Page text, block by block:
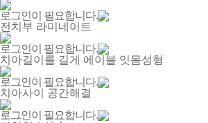
로그인이 필요합니다.
전치부 라미네이트
로그인이 필요합니다.
치아길이를 길게 에이블 잇몸성형
로그인이 필요합니다.
치아사이 공간해결
로그인이 필요합니다.